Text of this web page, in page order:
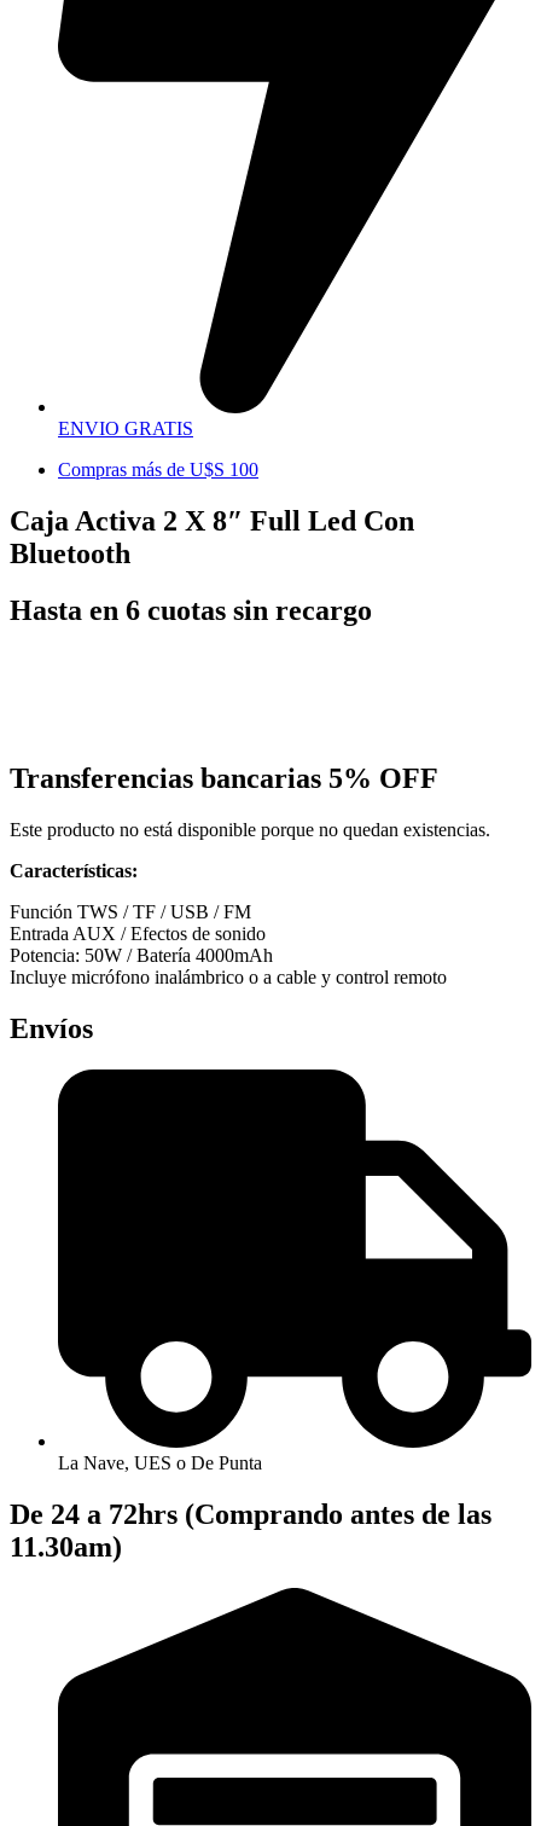
ENVIO GRATIS
Compras más de U$S 100
Caja Activa 2 X 8″ Full Led Con
Bluetooth
Hasta en 6 cuotas sin recargo
Transferencias bancarias 5% OFF
Este producto no está disponible porque no quedan existencias.
Características:
Función TWS / TF / USB / FM
Entrada AUX / Efectos de sonido
Potencia: 50W / Batería 4000mAh
Incluye micrófono inalámbrico o a cable y control remoto
Envíos
La Nave, UES o De Punta
De 24 a 72hrs (Comprando antes de las
11.30am)